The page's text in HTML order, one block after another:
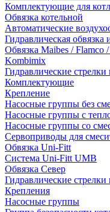
Комплектующие для
Обвязка котельной
Автоматические
Гидравлическая
Обвязка Maibes / Flamco
Kombimix
Гидравлические
Комплектующие
Крепление
Насосные группы без
Насосные группы с
Насосные группы со
Сервоприводы для
Обвязка Uni-Fitt
Система Uni-Fitt UMB
Обвязка Север
Гидравлические
Крепления
Насосные группы